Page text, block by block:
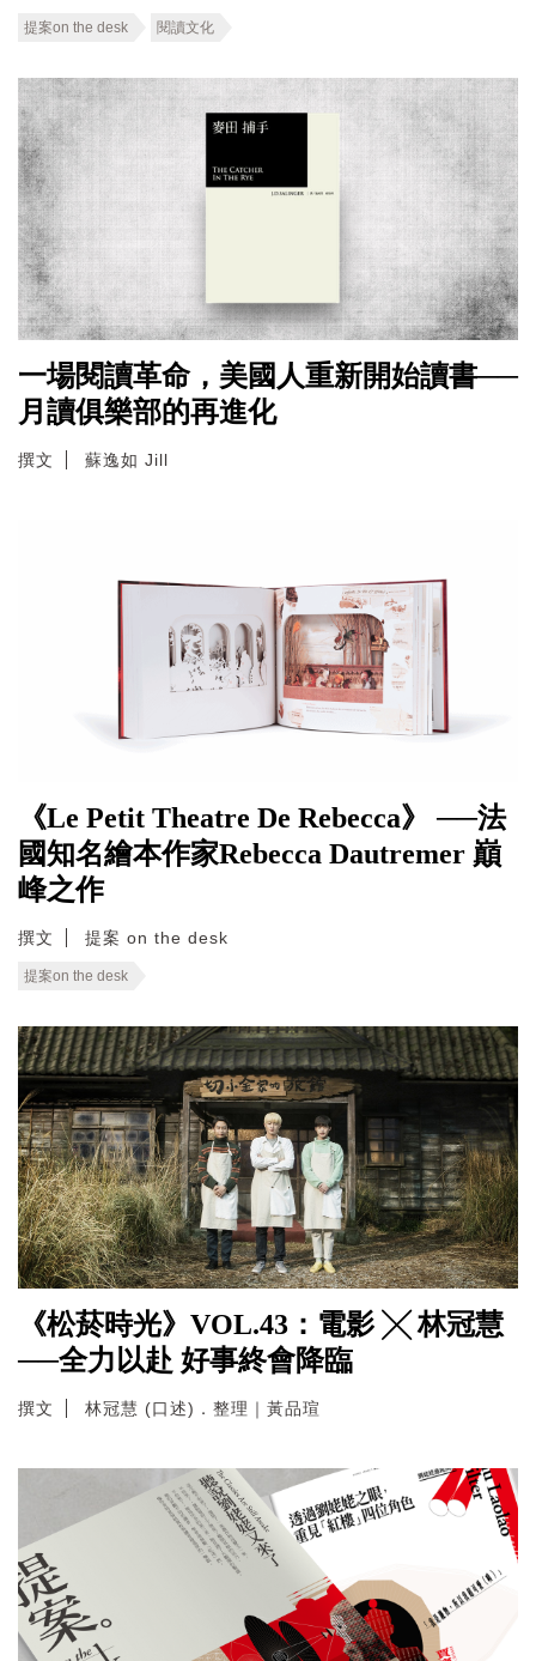
提案on the desk 閱讀文化
一場閱讀革命，美國人重新開始讀書──
月讀俱樂部的再進化
撰文 蘇逸如 Jill
《Le Petit Theatre De Rebecca》 ──法
國知名繪本作家Rebecca Dautremer 巔
峰之作
撰文 提案 on the desk
提案on the desk
《松菸時光》VOL.43：電影 ╳ 林冠慧
──全力以赴 好事終會降臨
撰文 林冠慧 (口述)．整理｜黃品瑄